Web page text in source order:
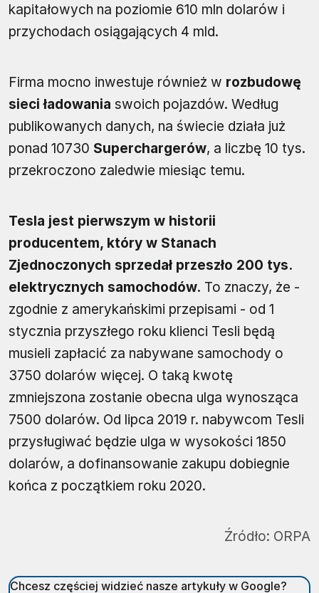
kapitałowych na poziomie 610 mln dolarów i
przychodach osiągających 4 mld.
Firma mocno inwestuje również w rozbudowę
sieci ładowania swoich pojazdów. Według
publikowanych danych, na świecie działa już
ponad 10730 Superchargerów, a liczbę 10 tys.
przekroczono zaledwie miesiąc temu.
Tesla jest pierwszym w historii
producentem, który w Stanach
Zjednoczonych sprzedał przeszło 200 tys.
elektrycznych samochodów. To znaczy, że -
zgodnie z amerykańskimi przepisami - od 1
stycznia przyszłego roku klienci Tesli będą
musieli zapłacić za nabywane samochody o
3750 dolarów więcej. O taką kwotę
zmniejszona zostanie obecna ulga wynosząca
7500 dolarów. Od lipca 2019 r. nabywcom Tesli
przysługiwać będzie ulga w wysokości 1850
dolarów, a dofinansowanie zakupu dobiegnie
końca z początkiem roku 2020.
Źródło: ORPA
Chcesz częściej widzieć nasze artykuły w Google?